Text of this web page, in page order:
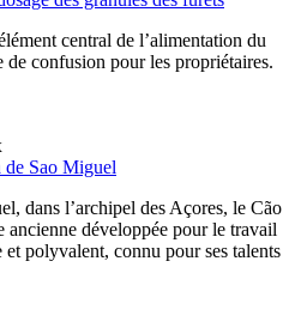
central de l’alimentation du
de confusion pour les propriétaires.
de Sao Miguel
dans l’archipel des Açores, le Cão
ancienne développée pour le travail
polyvalent, connu pour ses talents